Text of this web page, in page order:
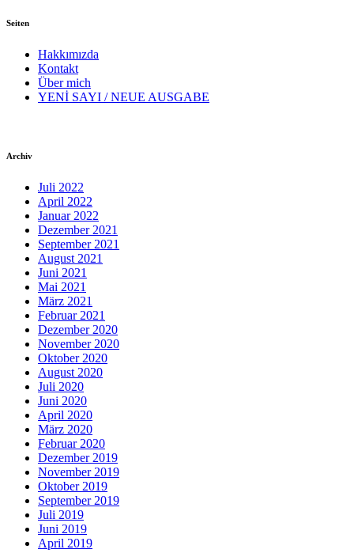
Seiten
Hakkımızda
Kontakt
Über mich
YENİ SAYI / NEUE AUSGABE
Archiv
Juli 2022
April 2022
Januar 2022
Dezember 2021
September 2021
August 2021
Juni 2021
Mai 2021
März 2021
Februar 2021
Dezember 2020
November 2020
Oktober 2020
August 2020
Juli 2020
Juni 2020
April 2020
März 2020
Februar 2020
Dezember 2019
November 2019
Oktober 2019
September 2019
Juli 2019
Juni 2019
April 2019